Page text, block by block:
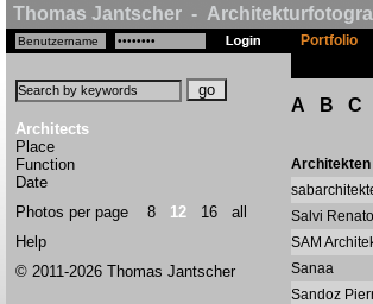
Thomas Jantscher -
Architects
Place
Function
Date
Photos per page 8 12 16
all
Help
© 2011-2026 Thomas Jantscher
Portfolio
A B C
Architekten
Salvi Renato
SAM
Sanaa
Sandoz